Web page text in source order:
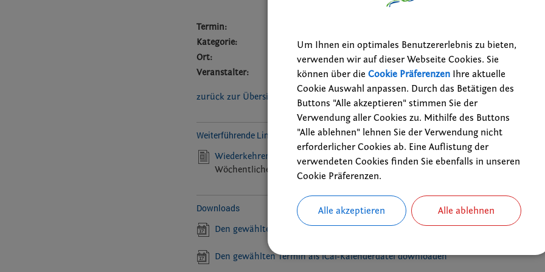
Termin:
Kategorie:
Wanderungen
Ort:
Treffpunkt: 8:30 Uhr Parkplatz Turnhalle in Bubenreuth
Veranstalter:
DAV Sektion Eger und Egerland
zurück zur Übersicht
Weiterführende Links
Wiederkehrende Termine der Bubenreuther Vereine, Gruppen und kirchlichen
Wöchentliche Probentermine der musikalischen Gruppen
Downloads
Den gewählten Termin als VCS-Kalenderdatei downloaden
Den gewählten Termin als iCal-Kalenderdatei downloaden
Um Ihnen ein optimales Benutzererlebnis zu bieten,
verwenden wir auf dieser Webseite Cookies. Sie
können über die Cookie PräferenzenIhre aktuelle
Cookie Auswahl anpassen. Durch das Betätigen des
Buttons "Alle akzeptieren" stimmen Sie der
Verwendung aller Cookies zu. Mithilfe des Buttons
"Alle ablehnen" lehnen Sie der Verwendung nicht
erforderlicher Cookies ab. Eine Auflistung der
verwendeten Cookies finden Sie ebenfalls in unseren
Cookie Präferenzen.
Alle akzeptieren Alle ablehnen